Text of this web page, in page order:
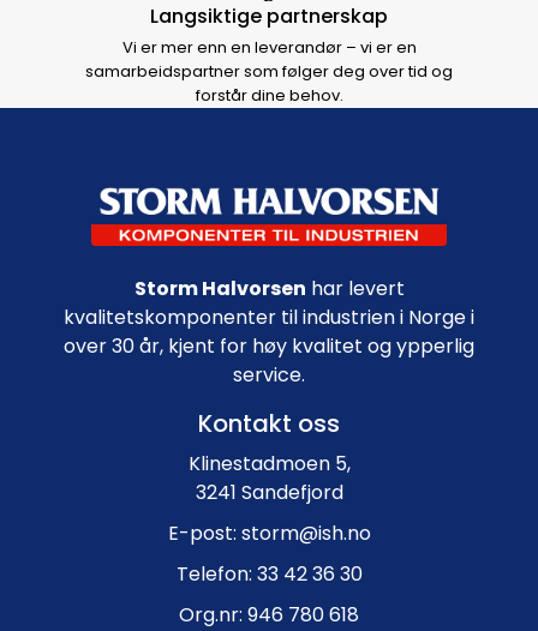
Langsiktige partnerskap
Vi er mer enn en leverandør – vi er en
samarbeidspartner som følger deg over tid og
forstår dine behov.
Footer navigation
Storm Halvorsen har levert
kvalitetskomponenter til industrien i Norge i
over 30 år, kjent for høy kvalitet og ypperlig
service.
Kontakt oss
Klinestadmoen 5,
3241 Sandefjord
E-post: storm@ish.no
Telefon: 33 42 36 30
Org.nr: 946 780 618